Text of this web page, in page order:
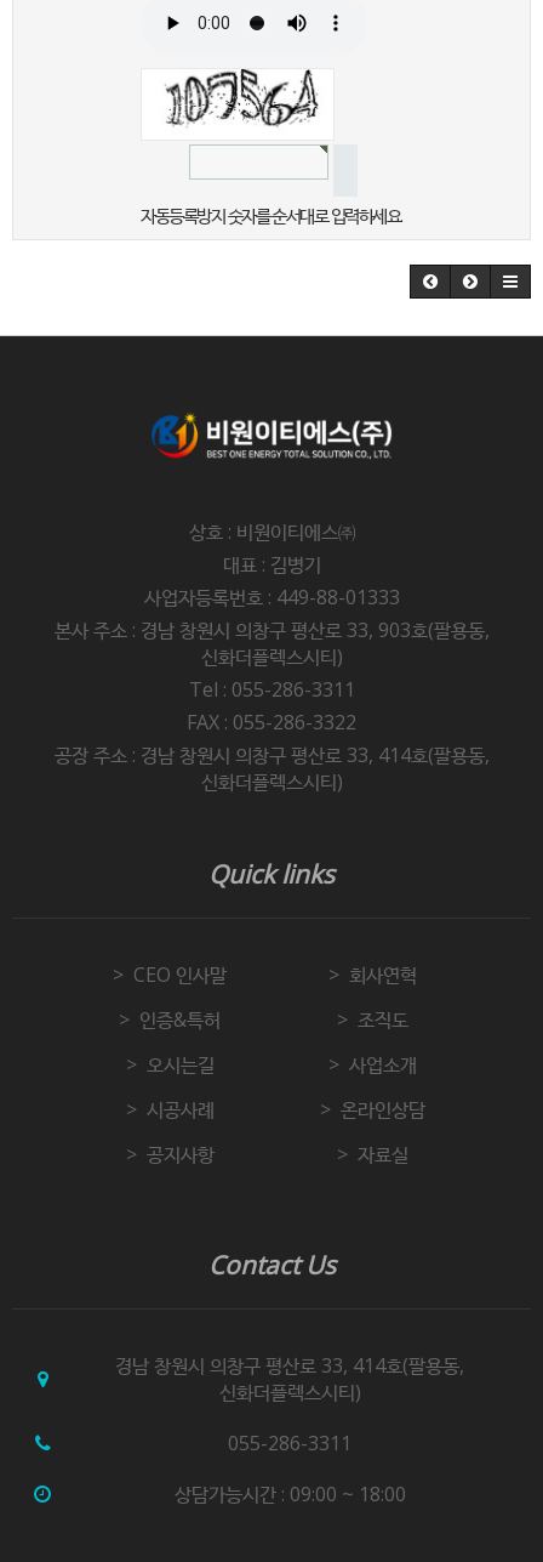
자동등록방지 숫자를 순서대로 입력하세요.
상호 : 비원이티에스㈜
대표 : 김병기
사업자등록번호 : 449-88-01333
본사 주소 : 경남 창원시 의창구 평산로 33, 903호(팔용동,
신화더플렉스시티)
Tel : 055-286-3311
FAX : 055-286-3322
공장 주소 : 경남 창원시 의창구 평산로 33, 414호(팔용동,
신화더플렉스시티)
Quick links
CEO 인사말
회사연혁
인증&특허
조직도
오시는길
사업소개
시공사례
온라인상담
공지사항
자료실
Contact Us
경남 창원시 의창구 평산로 33, 414호(팔용동,
신화더플렉스시티)
055-286-3311
상담가능시간 : 09:00 ~ 18:00